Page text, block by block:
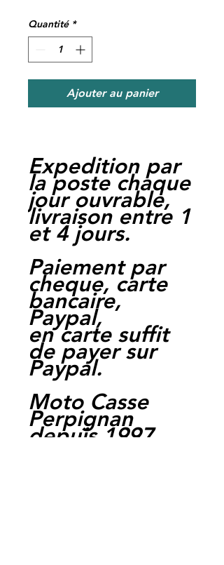
Quantité *
Ajouter au panier
Expedition par
la poste chaque
jour ouvrable,
livraison entre 1
et 4 jours.
Paiement par
cheque, carte
bancaire,
Paypal,
en carte suffit
de payer sur
Paypal.
Moto Casse
Perpignan
depuis 1997